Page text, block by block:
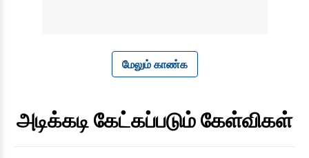
மேலும் காண்க
அடிக்கடி கேட்கப்படும் கேள்விகள்